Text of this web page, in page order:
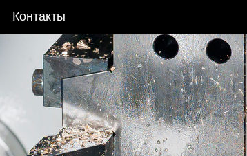
Контакты